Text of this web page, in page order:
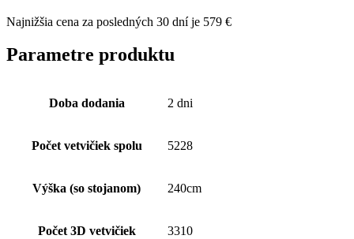
Najnižšia cena za posledných 30 dní je 579 €
Parametre produktu
Doba dodania 2 dni
Počet vetvičiek spolu 5228
Výška (so stojanom) 240cm
Počet 3D vetvičiek 3310